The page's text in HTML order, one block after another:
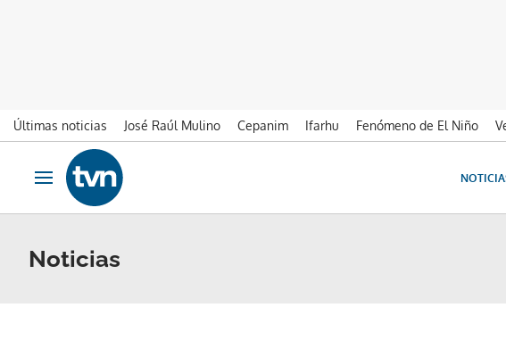
Últimas noticias José Raúl Mulino Cepanim Ifarhu Fenómeno de El Niño
Ir al contenido
Obrir navegació
Noticias